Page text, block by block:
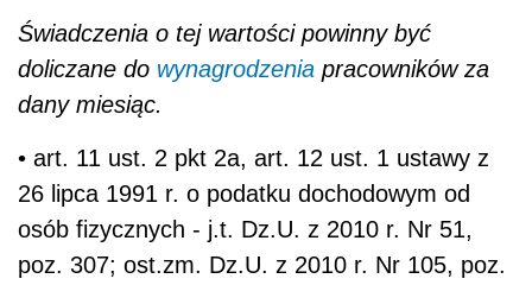
Świadczenia o tej wartości powinny być
doliczane do wynagrodzenia pracowników za
dany miesiąc.
• art. 11 ust. 2 pkt 2a, art. 12 ust. 1 ustawy z
26 lipca 1991 r. o podatku dochodowym od
osób fizycznych - j.t. Dz.U. z 2010 r. Nr 51,
poz. 307; ost.zm. Dz.U. z 2010 r. Nr 105, poz.